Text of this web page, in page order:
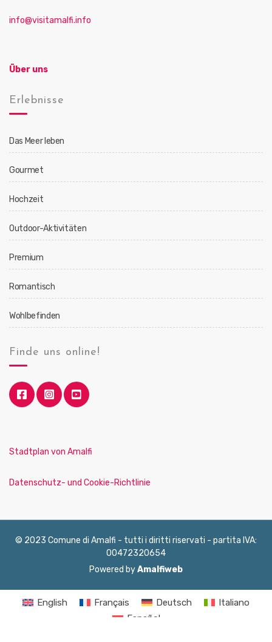
info@visitamalfi.info
Über uns
Erlebnisse
Das Meer leben
Gourmet
Hochzeit
Outdoor-Aktivitäten
Premium
Romantisch
Wohlbefinden
Finde uns online!
Stadtplan von Amalfi
Datenschutz- und Cookie-Richtlinie
© 2023 Comune di Amalfi - tutti i diritti riservati - partita IVA:
00472320654
Powered byAmalfiweb
English Français Deutsch
Italiano
Español